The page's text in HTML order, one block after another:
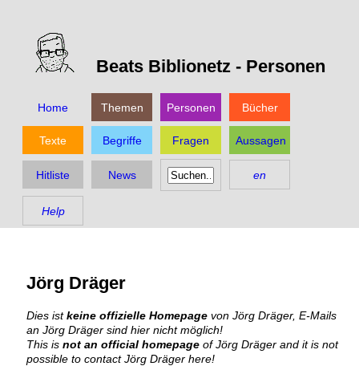
Beats Biblionetz - Personen
Home Themen Personen Bücher
Texte Begriffe Fragen Aussagen
Hitliste News en
Help
Jörg Dräger
Dies istkeine offizielle Homepage von Jörg Dräger, E-Mails
an Jörg Dräger sind hier nicht möglich!
This is not an official homepage of Jörg Dräger and it is not
possible to contact Jörg Dräger here!